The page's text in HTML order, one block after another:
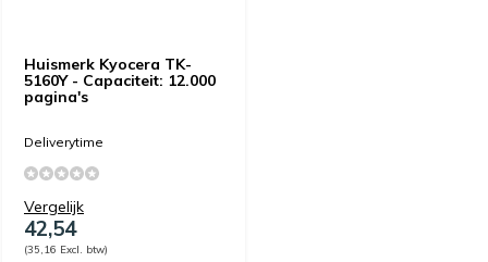
Huismerk Kyocera TK-
5160Y - Capaciteit: 12.000
pagina's
Deliverytime
Vergelijk
42,54
(35,16 Excl. btw)